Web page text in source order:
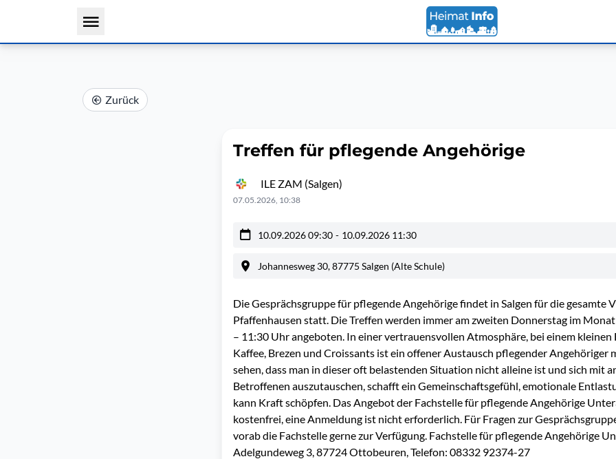
Zurück
Treffen für pflegende Angehörige
ILE ZAM (Salgen)
07.05.2026, 10:38
10.09.2026 09:30 - 10.09.2026 11:30
Johannesweg 30, 87775 Salgen (Alte Schule)
Die Gesprächsgruppe für pflegende Angehörige findet in Salgen für die gesamte
Pfaffenhausen statt. Die Treffen werden immer am zweiten Donnerstag im
– 11:30 Uhr angeboten. In einer vertrauensvollen Atmosphäre, bei einem
Kaffee, Brezen und Croissants ist ein offener Austausch pflegender Angehöriger
sehen, dass man in dieser oft belastenden Situation nicht alleine ist und sich mit
Betroffenen auszutauschen, schafft ein Gemeinschaftsgefühl, emotionale
kann Kraft schöpfen. Das Angebot der Fachstelle für pflegende Angehörige
kostenfrei, eine Anmeldung ist nicht erforderlich. Für Fragen zur
vorab die Fachstelle gerne zur Verfügung. Fachstelle für pflegende Angehörige
Adelgundeweg 3, 87724 Ottobeuren, Telefon: 08332 92374-27